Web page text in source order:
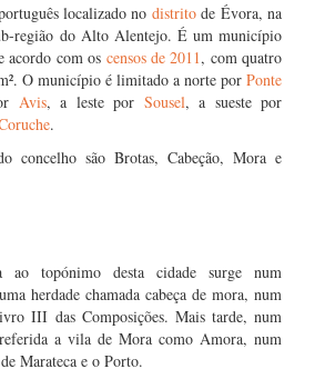
localizado no distritode Évora, na
região do Alto Alentejo. É um município
acordo com os censos de 2011, com quatro
O município é limitado a norte por Ponte
Avis, a leste por Sousel, a sueste por
.
concelho são Brotas, Cabeção, Mora e
ao topónimo desta cidade surge num
herdade chamada cabeça de mora, num
III das Composições. Mais tarde, num
a vila de Mora como Amora, num
Marateca e o Porto.